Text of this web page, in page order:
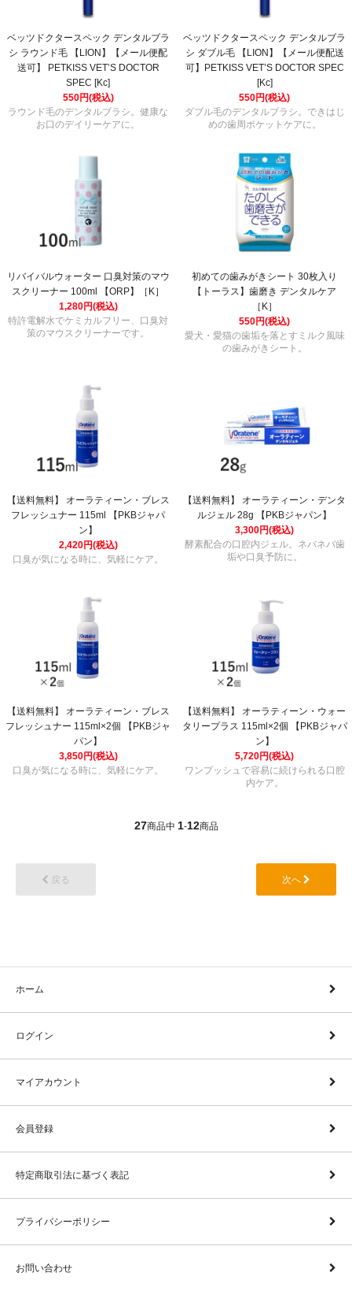
ベッツドクタースペック デンタルブラ
シ ラウンド毛 【LION】【メール便配
送可】 PETKISS VET’S DOCTOR
SPEC [Kc]
550円(税込)
ラウンド毛のデンタルブラシ。健康な
お口のデイリーケアに。
ベッツドクタースペック デンタルブラ
シ ダブル毛 【LION】【メール便配送
可】PETKISS VET’S DOCTOR SPEC
[Kc]
550円(税込)
ダブル毛のデンタルブラシ。できはじ
めの歯周ポケットケアに。
リバイバルウォーター 口臭対策のマウ
スクリーナー 100ml 【ORP】［K］
1,280円(税込)
特許電解水でケミカルフリー、口臭対
策のマウスクリーナーです。
初めての歯みがきシート 30枚入り
【トーラス】歯磨き デンタルケア
［K］
550円(税込)
愛犬・愛猫の歯垢を落とすミルク風味
の歯みがきシート。
【送料無料】 オーラティーン・ブレス
フレッシュナー 115ml 【PKBジャパ
ン】
2,420円(税込)
口臭が気になる時に、気軽にケア。
【送料無料】 オーラティーン・デンタ
ルジェル 28g 【PKBジャパン】
3,300円(税込)
酵素配合の口腔内ジェル。ネバネバ歯
垢や口臭予防に。
【送料無料】 オーラティーン・ブレス
フレッシュナー 115ml×2個 【PKBジャ
パン】
3,850円(税込)
口臭が気になる時に、気軽にケア。
【送料無料】 オーラティーン・ウォー
タリープラス 115ml×2個 【PKBジャパ
ン】
5,720円(税込)
ワンプッシュで容易に続けられる口腔
内ケア。
27商品中 1-12商品
戻る 次へ
ホーム
ログイン
マイアカウント
会員登録
特定商取引法に基づく表記
プライバシーポリシー
お問い合わせ